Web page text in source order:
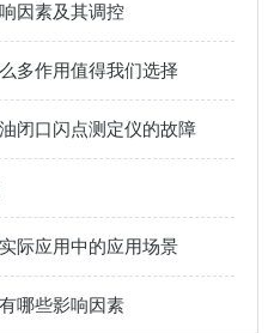
因素及其调控
多作用值得我们选择
闭口闪点测定仪的故障
际应用中的应用场景
哪些影响因素